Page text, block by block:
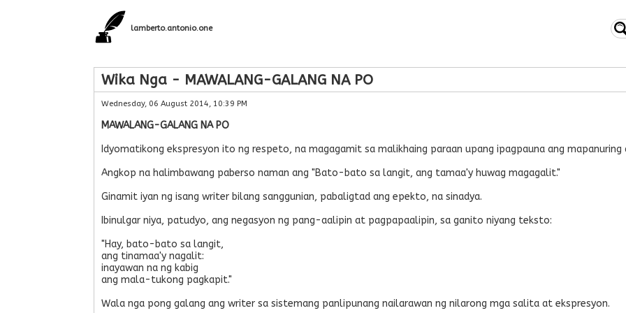
lamberto.antonio.one
Wika Nga - MAWALANG-GALANG NA PO
Wednesday, 06 August 2014, 10:39 PM
MAWALANG-GALANG NA PO
Idyomatikong ekspresyon ito ng respeto, na magagamit sa malikhaing paraan upang ipagpauna ang mapanuring
Angkop na halimbawang paberso naman ang "Bato-bato sa langit, ang tamaa'y huwag magagalit."
Ginamit iyan ng isang writer bilang sanggunian, pabaligtad ang epekto, na sinadya.
Ibinulgar niya, patudyo, ang negasyon ng pang-aalipin at pagpapaalipin, sa ganito niyang teksto:
"Hay, bato-bato sa langit,
ang tinamaa'y nagalit:
inayawan na ng kabig
ang mala-tukong pagkapit."
Wala nga pong galang ang writer sa sistemang panlipunang nailarawan ng nilarong mga salita at ekspresyon.